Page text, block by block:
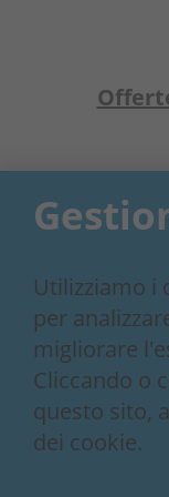
Utilizziamo i
per
migliorare
Cliccando o
questo sito,
dei cookie.